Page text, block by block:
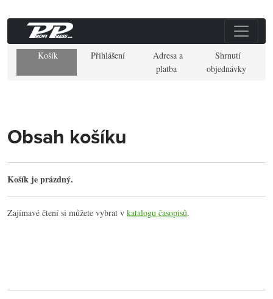
Košík Přihlášení
Adresa a
platba
Shrnutí
objednávky
Obsah košíku
Košík je prázdný.
Zajímavé čtení si můžete vybrat v katalogu časopisů.